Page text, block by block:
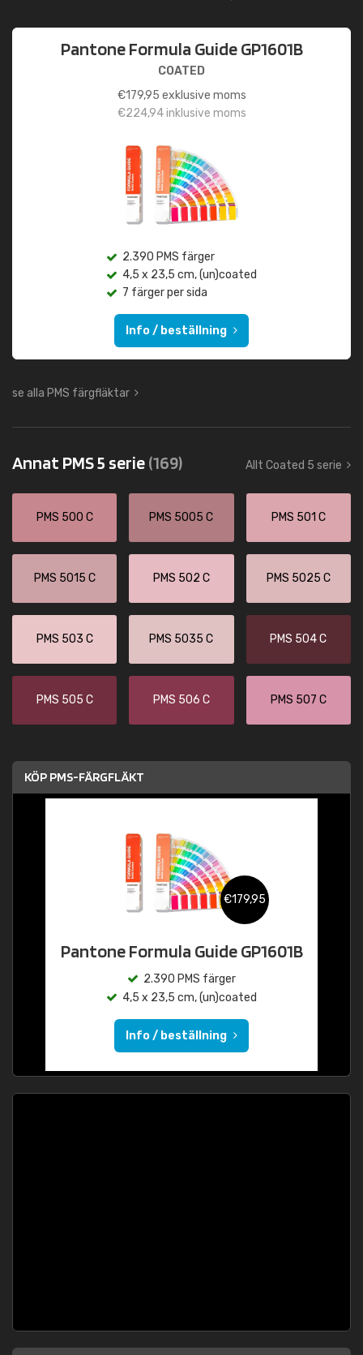
Pantone Formula Guide GP1601B
COATED
€179,95 exklusive moms
€224,94inklusive moms
2.390 PMS färger
4,5 x 23,5 cm, (un)coated
7 färger per sida
Info / beställning
se alla PMS färgfläktar
Annat PMS 5 serie(169) Allt Coated 5 serie
PMS 500 C PMS 5005 C PMS 501 C
PMS 5015 C PMS 502 C PMS 5025 C
PMS 503 C PMS 5035 C PMS 504 C
PMS 505 C PMS 506 C PMS 507 C
KÖP PMS-FÄRGFLÄKT
€179,95
Pantone Formula Guide GP1601B
2.390 PMS färger
4,5 x 23,5 cm, (un)coated
Info / beställning